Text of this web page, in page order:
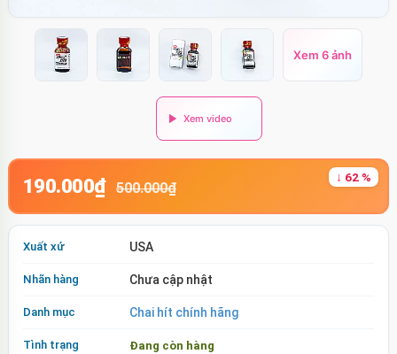
Xem 6 ảnh
190.000₫ 500.000₫
↓ 62 %
Xuất xứ USA
Nhãn hàng Chưa cập nhật
Danh mục Chai hít chính hãng
Tình trạng Đang còn hàng